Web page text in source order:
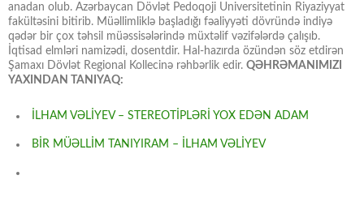
anadan olub. Azərbaycan Dövlət Pedoqoji Universitetinin Riyaziyyat
fakültəsini bitirib. Müəllimliklə başladığı fəaliyyəti dövründə indiyə
qədər bir çox təhsil müəssisələrində müxtəlif vəzifələrdə çalışıb.
İqtisad elmləri namizədi, dosentdir. Hal-hazırda özündən söz etdirən
Şamaxı Dövlət Regional Kollecinə rəhbərlik edir. QƏHRƏMANIMIZI
YAXINDAN TANIYAQ:
İLHAM VƏLİYEV – STEREOTİPLƏRİ YOX EDƏN ADAM
BİR MÜƏLLİM TANIYIRAM – İLHAM VƏLİYEV